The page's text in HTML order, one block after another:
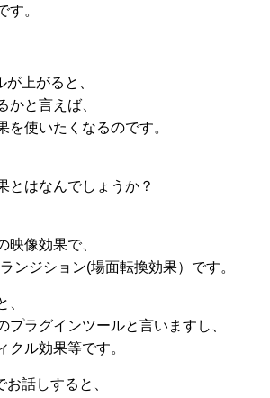
す。
上がると、
かと言えば、
を使いたくなるのです。
とはなんでしょうか？
映像効果で、
ンジション(場面転換効果）です。
、
プラグインツールと言いますし、
クル効果等です。
話しすると、